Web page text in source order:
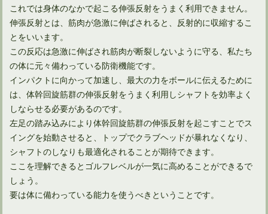
ユーティリティは打ち方によってボール位置を変えればOK！
これでは身体のなかで起こる伸張反射をうまく利用できません。
伸張反射とは、筋肉が急激に伸ばされると、反射的に収縮するこ
とをいいます。
この反応は急激に伸ばされ筋肉が断裂しないように守る、私たち
の体に元々備わっている防衛機能です。
インパクトに向かって加速し、最大の力をボールに伝えるために
は、体幹回旋筋群の伸張反射をうまく利用しシャフトを効率よく
しならせる必要があるのです。
左足の踏み込みにより体幹回旋筋群の伸張反射を起こすことでス
イングを始動させると、トップでクラブヘッドが暴れなくなり、
シャフトのしなりも最適化されることが期待できます。
ここを理解できるとゴルフレベルが一気に高めることができるで
しょう。
要は体に備わっている能力を使うべきということです。